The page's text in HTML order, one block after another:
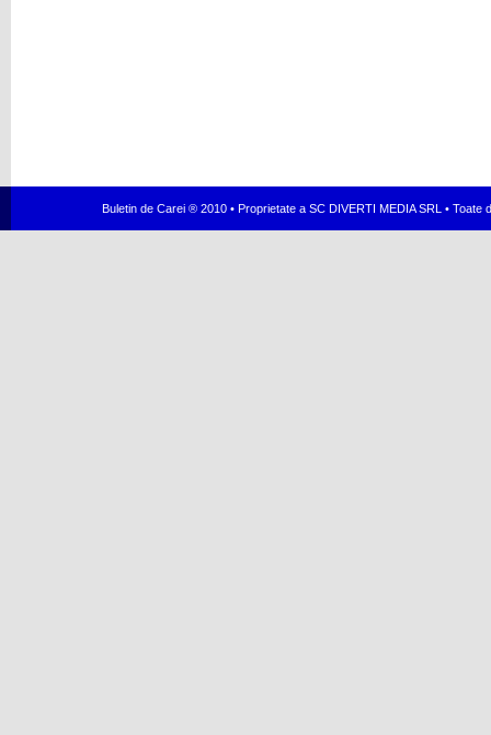
Buletin de Carei ® 2010 • Proprietate a SC DIVERTI MEDIA SRL •